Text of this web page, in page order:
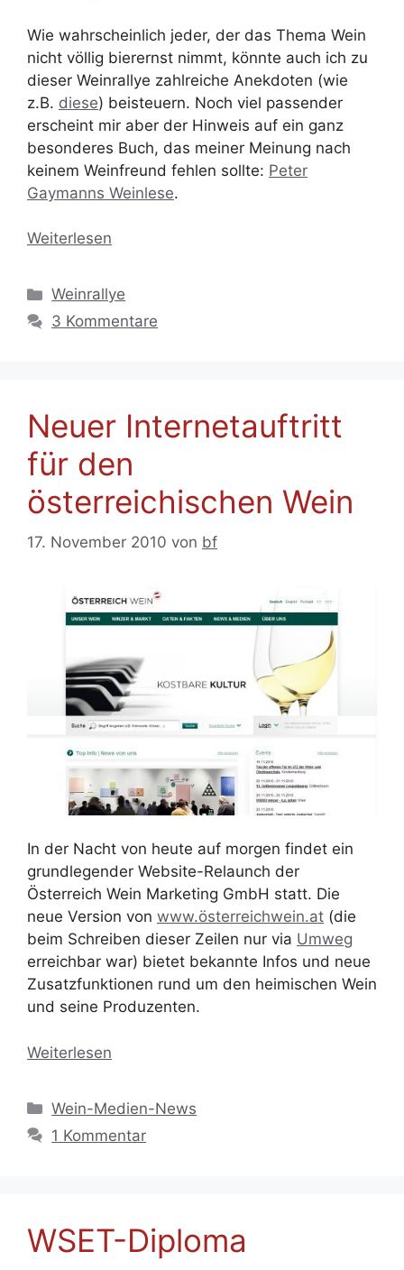
Wie wahrscheinlich jeder, der das Thema Wein
nicht völlig bierernst nimmt, könnte auch ich zu
dieser Weinrallye zahlreiche Anekdoten (wie
z.B. diese) beisteuern. Noch viel passender
erscheint mir aber der Hinweis auf ein ganz
besonderes Buch, das meiner Meinung nach
keinem Weinfreund fehlen sollte: Peter
Gaymanns Weinlese.
Weiterlesen
Kategorien
Weinrallye
3 Kommentare
Neuer Internetauftritt
für den
österreichischen Wein
17. November 2010 von bf
In der Nacht von heute auf morgen findet ein
grundlegender Website-Relaunch der
Österreich Wein Marketing GmbH statt. Die
neue Version von www.österreichwein.at (die
beim Schreiben dieser Zeilen nur via Umweg
erreichbar war) bietet bekannte Infos und neue
Zusatzfunktionen rund um den heimischen Wein
und seine Produzenten.
Weiterlesen
Kategorien
Wein-Medien-News
1 Kommentar
WSET-Diploma